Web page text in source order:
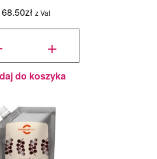
68.50zł z Vat
- +
do koszyka